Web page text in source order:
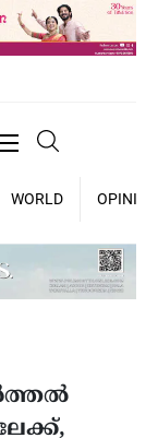
WORLD OPINION